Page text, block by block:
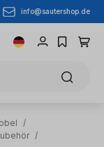
info@sautershop.de
/
/